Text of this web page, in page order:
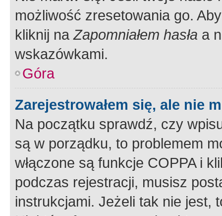
możliwość zresetowania go.
kliknij naZapomniałem hasła a
wskazówkami.
Góra
Zarejestrowałem się, ale nie
Na początku sprawdź, czy
są w porządku, to problemem
włączone są funkcje COPPA i
podczas rejestracji, musisz
instrukcjami. Jeżeli tak nie jest,